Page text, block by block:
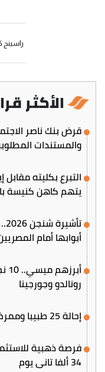
الأكثر
والمستندات
يتهم كاهن كنيسة
أبوابها أمام
رونالدو وجورجينا
إحالة 25 طبيبا وممرضا بمستشفى السادات إلى التحقيق
34 ألفا تاني يوم